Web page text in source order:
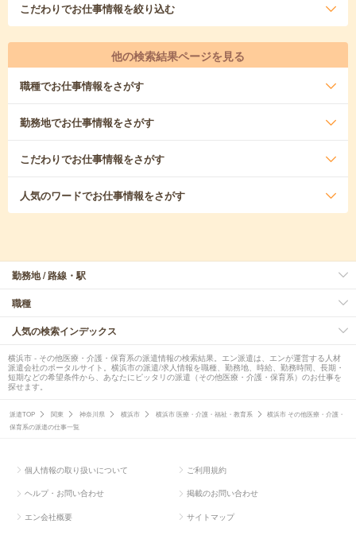
こだわりでお仕事情報を絞り込む
他の検索結果ページを見る
職種でお仕事情報をさがす
勤務地でお仕事情報をさがす
こだわりでお仕事情報をさがす
人気のワードでお仕事情報をさがす
勤務地 / 路線・駅
職種
人気の検索インデックス
横浜市 - その他医療・介護・保育系の派遣情報の検索結果。エン派遣は、エンが運営する人材
派遣会社のポータルサイト。横浜市の派遣/求人情報を職種、勤務地、時給、勤務時間、長期・
短期などの希望条件から、あなたにピッタリの派遣（その他医療・介護・保育系）のお仕事を
探せます。
派遣TOP 関東 神奈川県 横浜市 横浜市 医療・介護・福祉・教育系
横浜市 その他医療・介護・
保育系の派遣の仕事一覧
個人情報の取り扱いについて ご利用規約
ヘルプ・お問い合わせ 掲載のお問い合わせ
エン会社概要 サイトマップ